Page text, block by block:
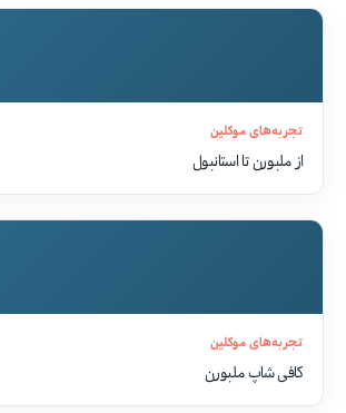
تجربه‌های موکلین
از ملبورن تا استانبول
تجربه‌های موکلین
کافی شاپ ملبورن